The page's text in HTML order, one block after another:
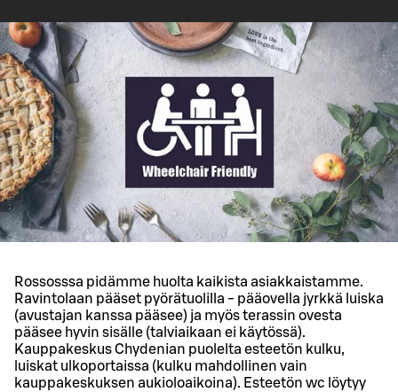
Rossosssa pidämme huolta kaikista asiakkaistamme.
Ravintolaan pääset pyörätuolilla - pääovella jyrkkä luiska
(avustajan kanssa pääsee) ja myös terassin ovesta
pääsee hyvin sisälle (talviaikaan ei käytössä).
Kauppakeskus Chydenian puolelta esteetön kulku,
luiskat ulkoportaissa (kulku mahdollinen vain
kauppakeskuksen aukioloaikoina). Esteetön wc löytyy